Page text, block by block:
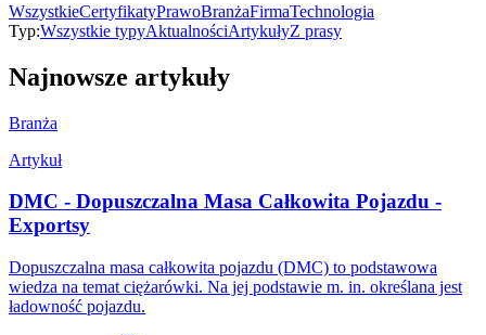
WszystkieCertyfikatyPrawoBranżaFirmaTechnologia
Typ:Wszystkie typyAktualnościArtykułyZ prasy
Najnowsze artykuły
Branża
Artykuł
DMC - Dopuszczalna Masa Całkowita Pojazdu -
Exportsy
Dopuszczalna masa całkowita pojazdu (DMC) to podstawowa
wiedza na temat ciężarówki. Na jej podstawie m. in. określana jest
ładowność pojazdu.